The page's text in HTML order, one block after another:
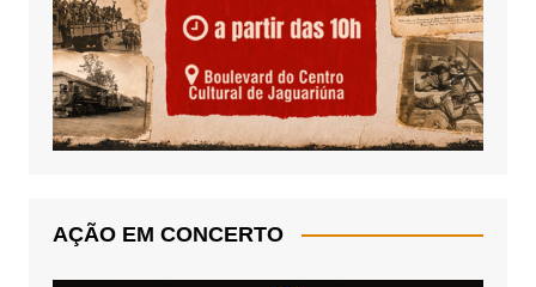
AÇÃO EM CONCERTO